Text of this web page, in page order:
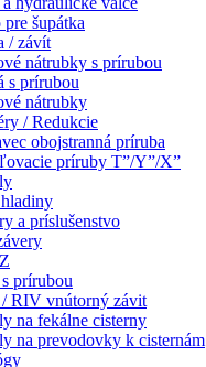
šupátka
/ závít
nátrubky s prírubou
s prírubou
nátrubky
/ Redukcie
obojstranná príruba
príruby T”/Y”/X”
a príslušenstvo
prírubou
RIV vnútorný závit
na fekálne cisterny
na prevodovky k cisternám